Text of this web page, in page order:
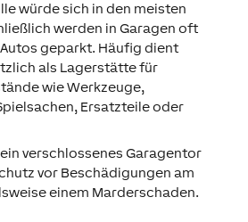
würde sich in den meisten
werden in Garagen oft
geparkt. Häufig dient
als Lagerstätte für
wie Werkzeuge,
Ersatzteile oder
verschlossenes Garagentor
vor Beschädigungen am
einem Marderschaden.